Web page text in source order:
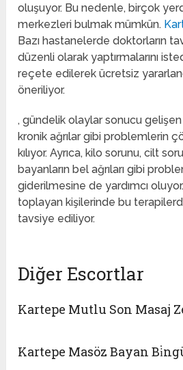
oluşuyor. Bu nedenle, birçok
merkezleri bulmak mümkün.
Bazı hastanelerde doktorların
düzenli olarak yaptırmalarını
reçete edilerek ücretsiz
öneriliyor.
, gündelik olaylar sonucu
kronik ağrılar gibi problemlerin
kılıyor. Ayrıca, kilo sorunu, cilt
bayanların bel ağrıları gibi
giderilmesine de yardımcı
toplayan kişilerinde bu
tavsiye ediliyor.
Diğer Escortlar
Kartepe Mutlu Son Masaj
Kartepe Masöz Bayan